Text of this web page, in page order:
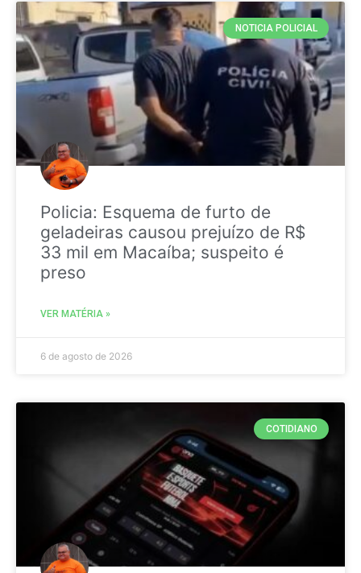
NOTICIA POLICIAL
Policia: Esquema de furto de
geladeiras causou prejuízo de R$
33 mil em Macaíba; suspeito é
preso
VER MATÉRIA »
6 de agosto de 2026
COTIDIANO